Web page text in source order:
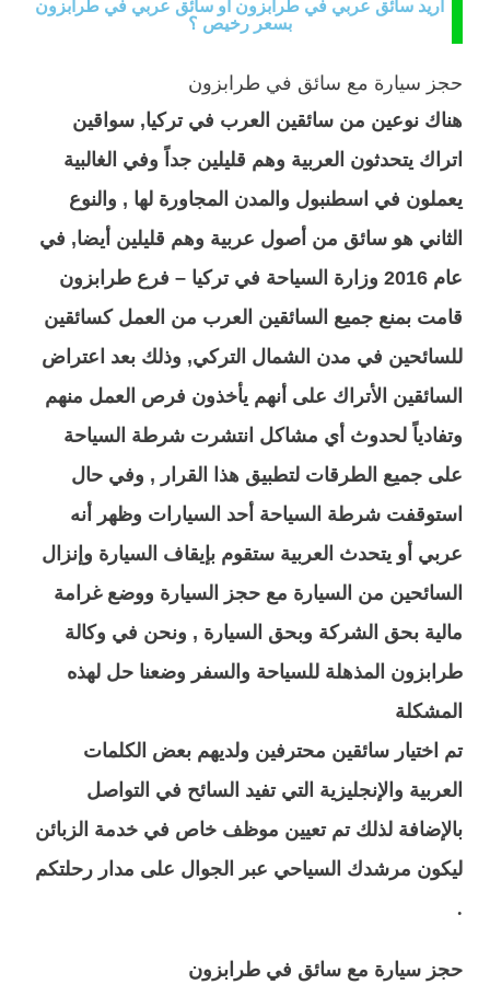
اريد سائق عربي في طرابزون أو سائق عربي في طرابزون
بسعر رخيص ؟
حجز سيارة مع سائق في طرابزون
هناك نوعين من سائقين العرب في تركيا, سواقين
اتراك يتحدثون العربية وهم قليلين جداً وفي الغالبية
يعملون في اسطنبول والمدن المجاورة لها , والنوع
الثاني هو سائق من أصول عربية وهم قليلين أيضا, في
عام 2016 وزارة السياحة في تركيا – فرع طرابزون
قامت بمنع جميع السائقين العرب من العمل كسائقين
للسائحين في مدن الشمال التركي, وذلك بعد اعتراض
السائقين الأتراك على أنهم يأخذون فرص العمل منهم
وتفادياً لحدوث أي مشاكل انتشرت شرطة السياحة
على جميع الطرقات لتطبيق هذا القرار , وفي حال
استوقفت شرطة السياحة أحد السيارات وظهر أنه
عربي أو يتحدث العربية ستقوم بإيقاف السيارة وإنزال
السائحين من السيارة مع حجز السيارة ووضع غرامة
مالية بحق الشركة وبحق السيارة , ونحن في وكالة
طرابزون المذهلة للسياحة والسفر وضعنا حل لهذه
المشكلة
تم اختيار سائقين محترفين ولديهم بعض الكلمات
العربية والإنجليزية التي تفيد السائح في التواصل
بالإضافة لذلك تم تعيين موظف خاص في خدمة الزبائن
ليكون مرشدك السياحي عبر الجوال على مدار رحلتكم
.
حجز سيارة مع سائق في طرابزون